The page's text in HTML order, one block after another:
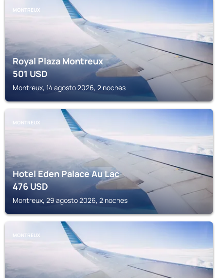
MONTREUX
Royal Plaza Montreux
501USD
Montreux, 14 agosto 2026, 2 noches
MONTREUX
Hotel Eden Palace Au Lac
476USD
Montreux, 29 agosto 2026, 2 noches
MONTREUX